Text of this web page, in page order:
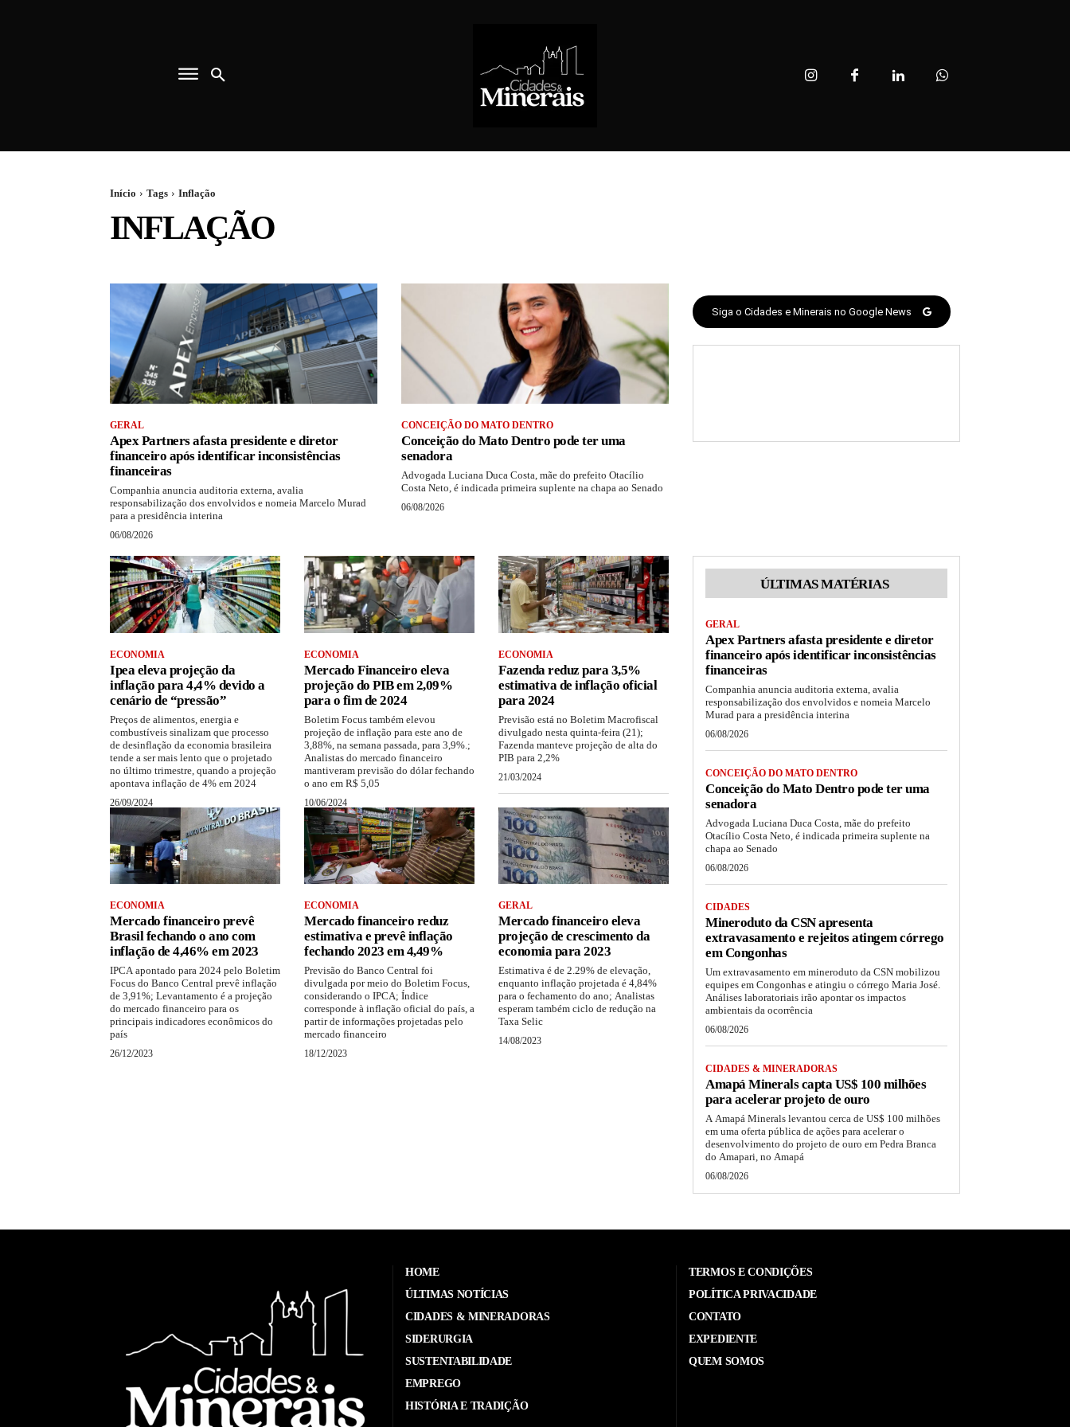
Início Tags Inflação
INFLAÇÃO
GERAL
Apex Partners afasta presidente e diretor
financeiro após identificar inconsistências
financeiras
Companhia anuncia auditoria externa, avalia
responsabilização dos envolvidos e nomeia Marcelo Murad
para a presidência interina
06/08/2026
CONCEIÇÃO DO MATO DENTRO
Conceição do Mato Dentro pode ter uma
senadora
Advogada Luciana Duca Costa, mãe do prefeito Otacílio
Costa Neto, é indicada primeira suplente na chapa ao Senado
06/08/2026
Siga o Cidades e Minerais no Google News
ECONOMIA
Ipea eleva projeção da
inflação para 4,4% devido a
cenário de “pressão”
Preços de alimentos, energia e
combustíveis sinalizam que processo
de desinflação da economia brasileira
tende a ser mais lento que o projetado
no último trimestre, quando a projeção
apontava inflação de 4% em 2024
26/09/2024
ECONOMIA
Mercado Financeiro eleva
projeção do PIB em 2,09%
para o fim de 2024
Boletim Focus também elevou
projeção de inflação para este ano de
3,88%, na semana passada, para 3,9%.;
Analistas do mercado financeiro
mantiveram previsão do dólar fechando
o ano em R$ 5,05
10/06/2024
ECONOMIA
Fazenda reduz para 3,5%
estimativa de inflação oficial
para 2024
Previsão está no Boletim Macrofiscal
divulgado nesta quinta-feira (21);
Fazenda manteve projeção de alta do
PIB para 2,2%
21/03/2024
ECONOMIA
Mercado financeiro prevê
Brasil fechando o ano com
inflação de 4,46% em 2023
IPCA apontado para 2024 pelo Boletim
Focus do Banco Central prevê inflação
de 3,91%; Levantamento é a projeção
do mercado financeiro para os
principais indicadores econômicos do
país
26/12/2023
ECONOMIA
Mercado financeiro reduz
estimativa e prevê inflação
fechando 2023 em 4,49%
Previsão do Banco Central foi
divulgada por meio do Boletim Focus,
considerando o IPCA; Índice
corresponde à inflação oficial do país, a
partir de informações projetadas pelo
mercado financeiro
18/12/2023
GERAL
Mercado financeiro eleva
projeção de crescimento da
economia para 2023
Estimativa é de 2.29% de elevação,
enquanto inflação projetada é 4,84%
para o fechamento do ano; Analistas
esperam também ciclo de redução na
Taxa Selic
14/08/2023
ÚLTIMAS MATÉRIAS
GERAL
Apex Partners afasta presidente e diretor
financeiro após identificar inconsistências
financeiras
Companhia anuncia auditoria externa, avalia
responsabilização dos envolvidos e nomeia Marcelo
Murad para a presidência interina
06/08/2026
CONCEIÇÃO DO MATO DENTRO
Conceição do Mato Dentro pode ter uma
senadora
Advogada Luciana Duca Costa, mãe do prefeito
Otacílio Costa Neto, é indicada primeira suplente na
chapa ao Senado
06/08/2026
CIDADES
Mineroduto da CSN apresenta
extravasamento e rejeitos atingem córrego
em Congonhas
Um extravasamento em mineroduto da CSN mobilizou
equipes em Congonhas e atingiu o córrego Maria José.
Análises laboratoriais irão apontar os impactos
ambientais da ocorrência
06/08/2026
CIDADES & MINERADORAS
Amapá Minerals capta US$ 100 milhões
para acelerar projeto de ouro
A Amapá Minerals levantou cerca de US$ 100 milhões
em uma oferta pública de ações para acelerar o
desenvolvimento do projeto de ouro em Pedra Branca
do Amapari, no Amapá
06/08/2026
HOME
ÚLTIMAS NOTÍCIAS
CIDADES & MINERADORAS
SIDERURGIA
SUSTENTABILIDADE
EMPREGO
HISTÓRIA E TRADIÇÃO
TERMOS E CONDIÇÕES
POLÍTICA PRIVACIDADE
CONTATO
EXPEDIENTE
QUEM SOMOS